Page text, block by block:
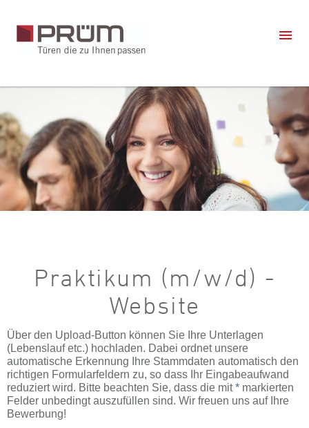
Praktikum (m/w/d) -
Website
Über den Upload-Button können Sie Ihre Unterlagen
(Lebenslauf etc.) hochladen. Dabei ordnet unsere
automatische Erkennung Ihre Stammdaten automatisch den
richtigen Formularfeldern zu, so dass Ihr Eingabeaufwand
reduziert wird. Bitte beachten Sie, dass die mit* markierten
Felder unbedingt auszufüllen sind. Wir freuen uns auf Ihre
Bewerbung!